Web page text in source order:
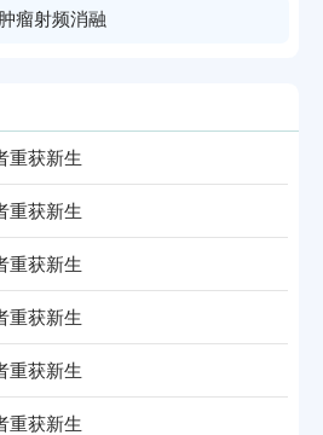
肿瘤射频消融
重获新生
重获新生
重获新生
重获新生
重获新生
重获新生